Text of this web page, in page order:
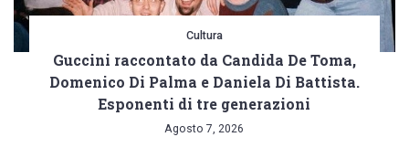
Cultura
Guccini raccontato da Candida De Toma,
Domenico Di Palma e Daniela Di Battista.
Esponenti di tre generazioni
Agosto 7, 2026